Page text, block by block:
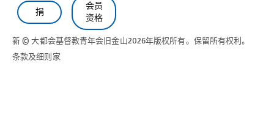
捐
会员
资格
新 © 大都会基督教青年会 旧金山2026年版权所有。保留所有权利。
条款及细则 家